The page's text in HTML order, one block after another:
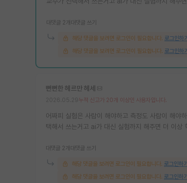
대댓글 2개 대댓글 쓰기
해당 댓글을 보려면 로그인이 필요합니다. 로그인하기
해당 댓글을 보려면 로그인이 필요합니다. 로그인하기
뻔뻔한 헤르만 헤세
누적 신고가 20개 이상인 사용자입니다.
어짜피 실험은 사람이 해야하고 측정도 사람이 해야
택해서 쓰는거고 ai가 대신 실험까지 해주면 더 이상
대댓글 2개 대댓글 쓰기
해당 댓글을 보려면 로그인이 필요합니다. 로그인하기
해당 댓글을 보려면 로그인이 필요합니다. 로그인하기